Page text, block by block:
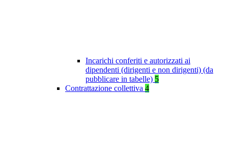
Incarichi conferiti e autorizzati ai
dipendenti (dirigenti e non dirigenti) (da
pubblicare in tabelle) 5
Contrattazione collettiva 4